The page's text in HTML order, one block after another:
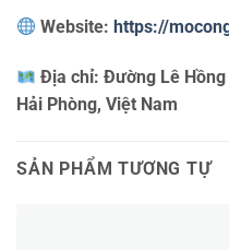
Website: https://
Địa chỉ:Đường Lê Hồng
Hải Phòng, Việt Nam
SẢN PHẨM TƯƠNG TỰ